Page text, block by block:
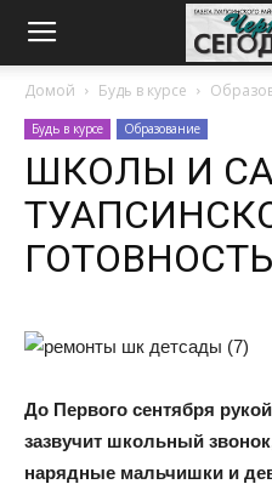
Домой Будь в курсе
Будь в курсе Образование
ШКОЛЫ И
До Первого сентября
зазвучит школьный
нарядные мальчишки и